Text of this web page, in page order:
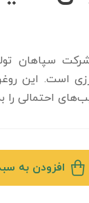
شرکت سپاهان
است. این
احتمالی را
افزودن به